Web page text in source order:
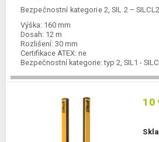
Bezpečnostní kategorie 2, SIL 2 –
Výška: 160 mm
Dosah: 12 m
Rozlišení: 30 mm
Certifikace ATEX: ne
Bezpečnostní kategorie: typ 2, SIL1 -
10